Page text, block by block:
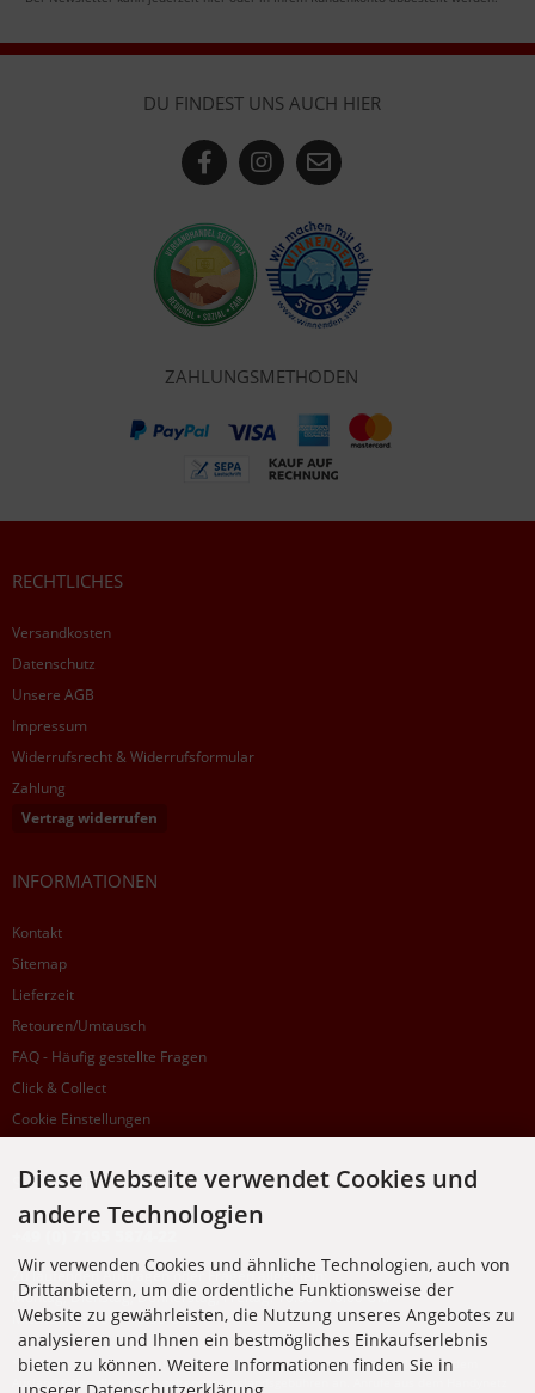
DU FINDEST UNS AUCH HIER
ZAHLUNGSMETHODEN
RECHTLICHES
Versandkosten
Datenschutz
Unsere AGB
Impressum
Widerrufsrecht & Widerrufsformular
Zahlung
Vertrag widerrufen
INFORMATIONEN
Kontakt
Sitemap
Lieferzeit
Retouren/Umtausch
FAQ - Häufig gestellte Fragen
Click & Collect
Cookie Einstellungen
SUPPORTHOTLINE
Zu laufenden Aufträgen oder Fragen allgemein:
Montag, Dienstag, Donnerstag, Freitag: 10:00 - 16:00 Uhr
Mittwoch: 10:00 - 18:00 Uhr
* Kosten: normaler Ortstarif DE, mit Flatratevertrag natürlich kostenlos. Aus dem
Ausland fallen die jeweils geltenden Auslandsgebühren an. Anrufe aus dem Handynetz
Diese Webseite verwendet Cookies und
andere Technologien
Wir verwenden Cookies und ähnliche Technologien, auch von
Drittanbietern, um die ordentliche Funktionsweise der
Website zu gewährleisten, die Nutzung unseres Angebotes zu
analysieren und Ihnen ein bestmögliches Einkaufserlebnis
bieten zu können. Weitere Informationen finden Sie in